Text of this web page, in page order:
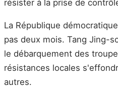
résister à la prise de
La République
pas deux mois. Tang Jing-
le débarquement des
résistances locales
autres.